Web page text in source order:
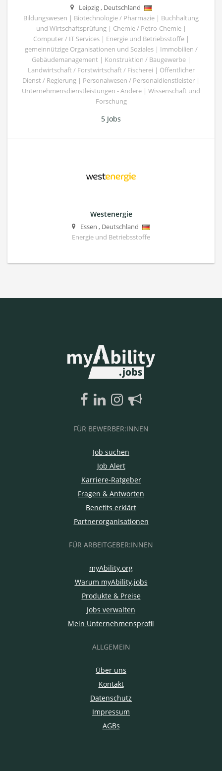
Leipzig, Deutschland
Bildungswesen | Biotechnologie / Pharmazie | Buchhaltung
und Wirtschaftsprüfung | Chemie / Petro-Chemie |
Computer / IT Services | Energie und Betriebsstoffe |
gemeinnützige Organisationen und Soziales | Immobilien /
Gebäudemanagement | Konstruktion / Baugewerbe |
Landwirtschaft / Forstwirtschaft / Fischerei | Öffentlicher
Dienst / Regierung | Personalwesen / Personaldienstleister |
Unternehmensdienstleistungen - Andere | Wissenschaft und
Forschung
5 Jobs
Westenergie
Essen , Deutschland
Energie und Betriebsstoffe
FÜR BEWERBER:INNEN
Job suchen
Job Alert
Karriere-Ratgeber
Fragen & Antworten
Benefits erklärt
Partnerorganisationen
FÜR ARBEITGEBER:INNEN
myAbility.org
Warum myAbility.jobs
Produkte & Preise
Jobs verwalten
Mein Unternehmensprofil
ALLGEMEIN
Über uns
Kontakt
Datenschutz
Impressum
AGBs